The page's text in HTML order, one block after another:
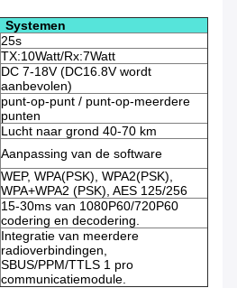
Systemen
25s
TX:10Watt/Rx:7Watt
DC 7-18V (DC16.8V wordt
aanbevolen)
punt-op-punt / punt-op-meerdere
punten
Lucht naar grond 40-70 km
Aanpassing van de software
WEP, WPA(PSK), WPA2(PSK),
WPA+WPA2 (PSK), AES 125/256
15-30ms van 1080P60/720P60
codering en decodering.
Integratie van meerdere
radioverbindingen,
SBUS/PPM/TTLS 1 pro
communicatiemodule.